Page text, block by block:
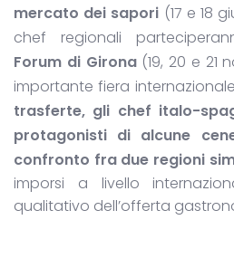
mercato dei sapori (17 e 18
chef regionali
Forum di Girona(19, 20 e 21
importante fiera
trasferte, gli chef italo-
protagonisti di alcune
confronto fra due regioni
imporsi a livello
qualitativo dell’offerta